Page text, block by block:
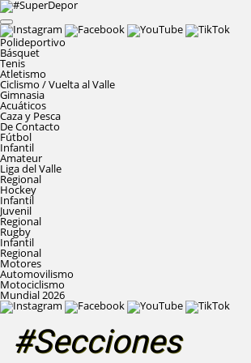
Polideportivo
Básquet
Tenis
Atletismo
Ciclismo / Vuelta al Valle
Gimnasia
Acuáticos
Caza y Pesca
De Contacto
Fútbol
Infantil
Amateur
Liga del Valle
Regional
Hockey
Infantil
Juvenil
Regional
Rugby
Infantil
Regional
Motores
Automovilismo
Motociclismo
Mundial 2026
#Secciones